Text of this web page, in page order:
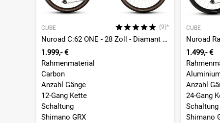
160 mm / 160 mm
RAHMENSET
Gabel
CUBE C:62® Technology, 1 1/8" - 1 1/2" Tapered,
Achsaufnahme: 12x100mm
Rahmen
C:62® Advanced Twin Mold Technology, Internal
Rahmenform
Diamant
KOMPONENTEN
CUBE (9)*
Nuroad C:62 ONE - 28 Zoll - Diamant - 2026
1.999,- €
Rahmenmaterial
Carbon
Anzahl Gänge
12-Gang Kette
Schaltung
Shimano GRX
CUBE
Nuroad
1.499,- €
Anzahl
24-Gang
Schaltung
Shimano